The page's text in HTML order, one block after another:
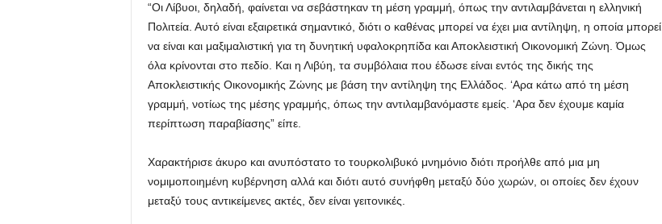
“Οι Λίβυοι, δηλαδή, φαίνεται να σεβάστηκαν τη μέση γραμμή, όπως την αντιλαμβάνεται η ελληνική
Πολιτεία. Αυτό είναι εξαιρετικά σημαντικό, διότι ο καθένας μπορεί να έχει μια αντίληψη, η οποία μπορεί
να είναι και μαξιμαλιστική για τη δυνητική υφαλοκρηπίδα και Αποκλειστική Οικονομική Ζώνη. Όμως
όλα κρίνονται στο πεδίο. Και η Λιβύη, τα συμβόλαια που έδωσε είναι εντός της δικής της
Αποκλειστικής Οικονομικής Ζώνης με βάση την αντίληψη της Ελλάδος. ‘Αρα κάτω από τη μέση
γραμμή, νοτίως της μέσης γραμμής, όπως την αντιλαμβανόμαστε εμείς. ‘Αρα δεν έχουμε καμία
περίπτωση παραβίασης” είπε.
Χαρακτήρισε άκυρο και ανυπόστατο το τουρκολιβυκό μνημόνιο διότι προήλθε από μια μη
νομιμοποιημένη κυβέρνηση αλλά και διότι αυτό συνήφθη μεταξύ δύο χωρών, οι οποίες δεν έχουν
μεταξύ τους αντικείμενες ακτές, δεν είναι γειτονικές.